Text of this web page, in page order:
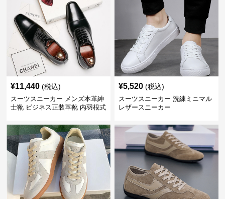
¥11,440 (税込)
スーツスニーカー メンズ本革紳
士靴 ビジネス正装革靴 内羽根式
¥5,520 (税込)
スーツスニーカー 洗練ミニマル
レザースニーカー